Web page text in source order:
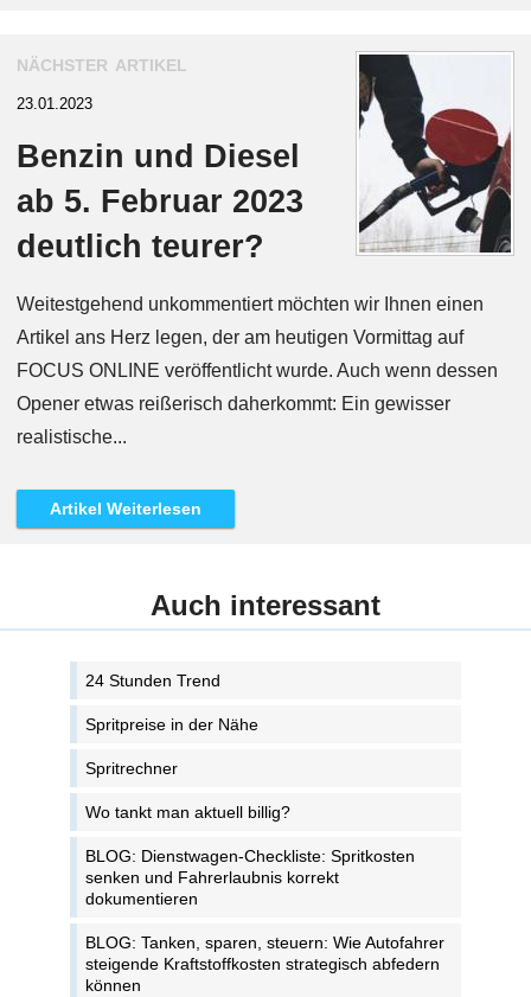
nächster artikel
23.01.2023
Benzin und Diesel
ab 5. Februar 2023
deutlich teurer?
Weitestgehend unkommentiert möchten wir Ihnen einen
Artikel ans Herz legen, der am heutigen Vormittag auf
FOCUS ONLINE veröffentlicht wurde. Auch wenn dessen
Opener etwas reißerisch daherkommt: Ein gewisser
realistische...
Artikel Weiterlesen
Auch interessant
24 Stunden Trend
Spritpreise in der Nähe
Spritrechner
Wo tankt man aktuell billig?
BLOG: Dienstwagen-Checkliste: Spritkosten
senken und Fahrerlaubnis korrekt
dokumentieren
BLOG: Tanken, sparen, steuern: Wie Autofahrer
steigende Kraftstoffkosten strategisch abfedern
können